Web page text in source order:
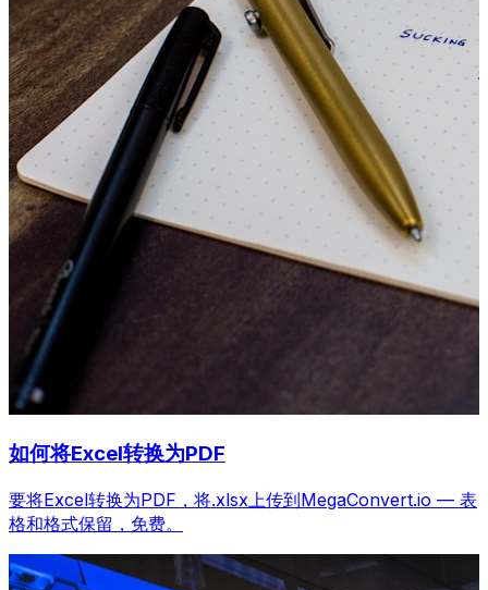
如何将Excel转换为PDF
要将Excel转换为PDF，将.xlsx上传到MegaConvert.io — 表
格和格式保留，免费。